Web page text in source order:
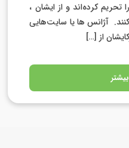
کرده‌اند و از ایشان ،
آژانس ها یا سایت‌هایی
از […]